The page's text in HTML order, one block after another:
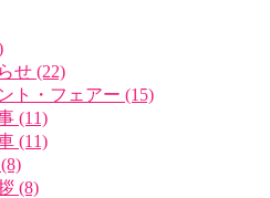
せ (22)
ト・フェアー (15)
(11)
(11)
(8)